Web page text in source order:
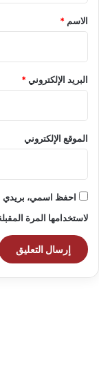
*
الاسم *
البريد الإلكتروني*
الموقع الإلكتروني
احفظ اسمي، بريدي
لاستخدامها المرة